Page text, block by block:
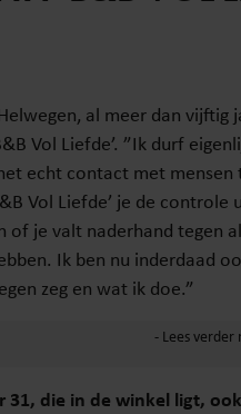
al meer dan vijftig
Vol Liefde’. ”Ik durf
echt contact met
Vol Liefde’ je de
of je valt naderhand tegen
Ik ben nu inderdaad
zeg en wat ik doe.”
31, die in de winkel ligt,